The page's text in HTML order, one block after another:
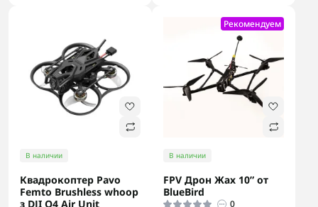
В наличии
Квадрокоптер Pavo
Femto Brushless whoop
з DJI O4 Air Unit
Рекомендуем
В наличии
FPV Дрон Жах 10” от
BlueBird
0